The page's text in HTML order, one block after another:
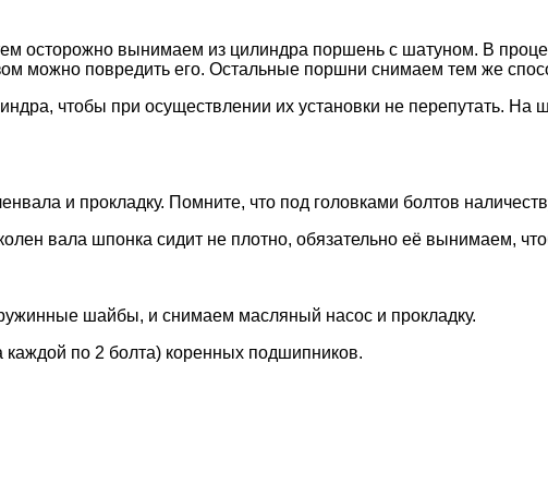
осторожно вынимаем из цилиндра поршень с шатуном. В
можно повредить его. Остальные поршни снимаем тем же
чтобы при осуществлении их установки не перепутать. На
и прокладку. Помните, что под головками болтов
вала шпонка сидит не плотно, обязательно её вынимаем,
шайбы, и снимаем масляный насос и прокладку.
по 2 болта) коренных подшипников.